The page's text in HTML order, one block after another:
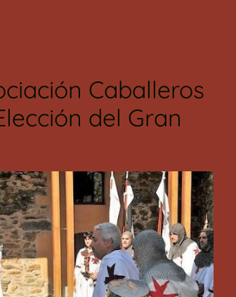
Caballeros
del Gran